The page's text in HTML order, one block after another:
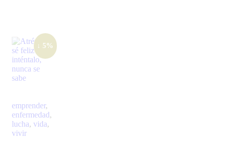
↓ 5%
emprender,
enfermedad,
lucha, vida,
vivir